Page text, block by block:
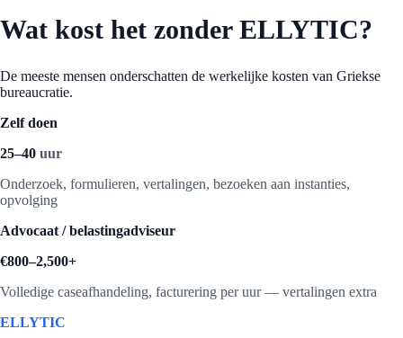
Wat kost het zonder ELLYTIC?
De meeste mensen onderschatten de werkelijke kosten van Griekse
bureaucratie.
Zelf doen
25–40 uur
Onderzoek, formulieren, vertalingen, bezoeken aan instanties,
opvolging
Advocaat / belastingadviseur
€800–2,500+
Volledige caseafhandeling, facturering per uur — vertalingen extra
ELLYTIC